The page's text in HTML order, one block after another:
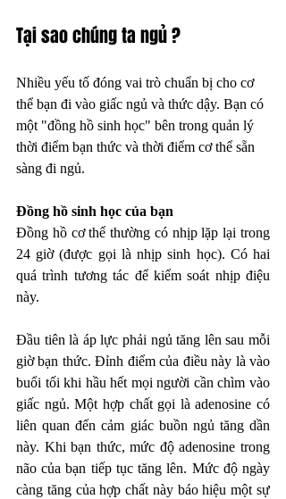
Tại sao chúng ta ngủ ?
Nhiều yếu tố đóng vai trò chuẩn bị cho cơ
thể bạn đi vào giấc ngủ và thức dậy. Bạn có
một "đồng hồ sinh học" bên trong quản lý
thời điểm bạn thức và thời điểm cơ thể sẵn
sàng đi ngủ.
Đồng hồ sinh học của bạn
Đồng hồ cơ thể thường có nhịp lặp lại trong
24 giờ (được gọi là nhịp sinh học). Có hai
quá trình tương tác để kiểm soát nhịp điệu
này.
Đầu tiên là áp lực phải ngủ tăng lên sau mỗi
giờ bạn thức. Đỉnh điểm của điều này là vào
buổi tối khi hầu hết mọi người cần chìm vào
giấc ngủ. Một hợp chất gọi là adenosine có
liên quan đến cảm giác buồn ngủ tăng dần
này. Khi bạn thức, mức độ adenosine trong
não của bạn tiếp tục tăng lên. Mức độ ngày
càng tăng của hợp chất này báo hiệu một sự